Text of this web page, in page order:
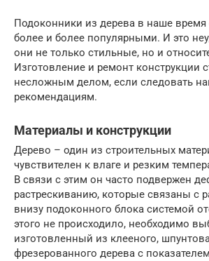
Подоконники из дерева в наше время
более и более популярными. И это
они не только стильные, но и
Изготовление и ремонт конструкции
несложным делом, если следовать
рекомендациям.
Материалы и конструкции
Дерево – один из строительных
чувствителен к влаге и резким
В связи с этим он часто подвержен
растрескиванию, которые связаны с
внизу подоконного блока системой
этого не происходило, необходимо
изготовленный из клееного,
фрезерованного дерева с